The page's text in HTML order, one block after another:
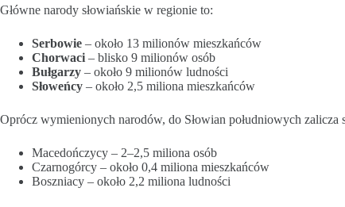
Główne narody słowiańskie w regionie to:
Serbowie – około 13 milionów mieszkańców
Chorwaci – blisko 9 milionów osób
Bułgarzy – około 9 milionów ludności
Słoweńcy – około 2,5 miliona mieszkańców
Oprócz wymienionych narodów, do Słowian południowych zalicza
Macedończycy – 2–2,5 miliona osób
Czarnogórcy – około 0,4 miliona mieszkańców
Boszniacy – około 2,2 miliona ludności